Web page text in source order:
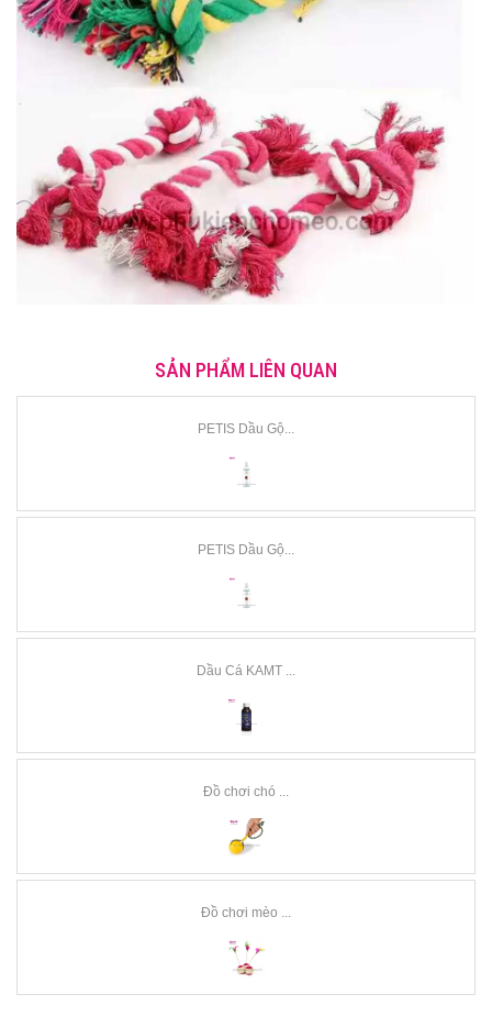
SẢN PHẨM LIÊN QUAN
PETIS Dầu Gộ...
PETIS Dầu Gộ...
Dầu Cá KAMT ...
Đồ chơi chó ...
Đồ chơi mèo ...